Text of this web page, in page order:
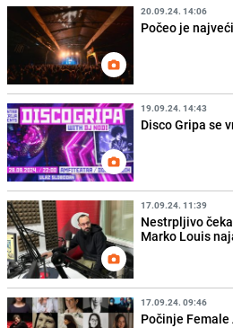
20.09.24. 14:06
Počeo je
19.09.24. 14:43
Disco Gripa se
17.09.24. 11:39
Nestrpljivo
Marko Louis
17.09.24. 09:46
Počinje